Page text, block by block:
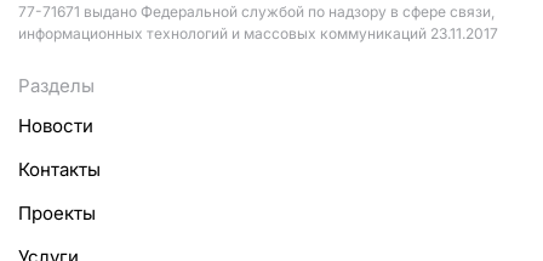
77-71671 выдано Федеральной службой по надзору в сфере связи,
информационных технологий и массовых коммуникаций 23.11.2017
Разделы
Новости
Контакты
Проекты